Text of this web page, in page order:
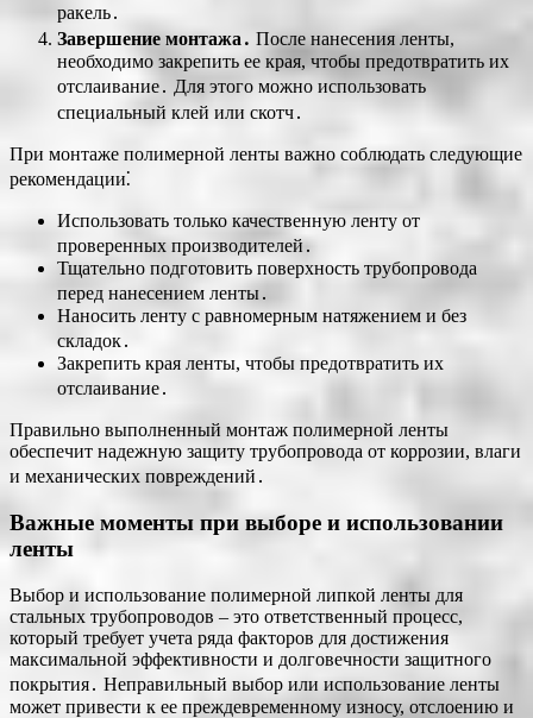
ракель․
Завершение монтажа․ После нанесения ленты,
необходимо закрепить ее края, чтобы предотвратить их
отслаивание․ Для этого можно использовать
специальный клей или скотч․
При монтаже полимерной ленты важно соблюдать следующие
рекомендации⁚
Использовать только качественную ленту от
проверенных производителей․
Тщательно подготовить поверхность трубопровода
перед нанесением ленты․
Наносить ленту с равномерным натяжением и без
складок․
Закрепить края ленты, чтобы предотвратить их
отслаивание․
Правильно выполненный монтаж полимерной ленты
обеспечит надежную защиту трубопровода от коррозии, влаги
и механических повреждений․
Важные моменты при выборе и использовании
ленты
Выбор и использование полимерной липкой ленты для
стальных трубопроводов – это ответственный процесс,
который требует учета ряда факторов для достижения
максимальной эффективности и долговечности защитного
покрытия․ Неправильный выбор или использование ленты
может привести к ее преждевременному износу, отслоению и